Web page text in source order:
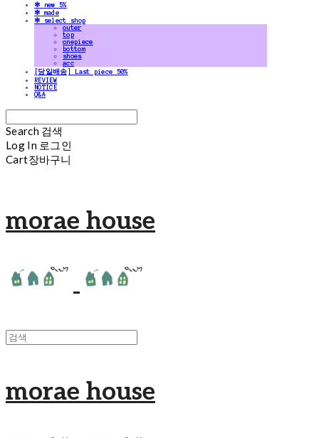
✻ new 5%
✻ made
✻ select shop
outer
top
onepiece
bottom
shoes
acc
[당일배송] Last piece 50%
REVIEW
NOTICE
Q&A
Search 검색
Log In 로그인
Cart장바구니
morae house
morae house